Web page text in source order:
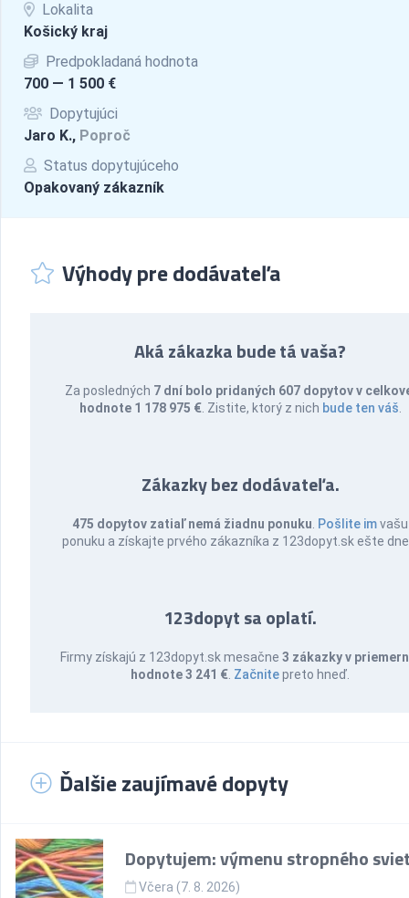
Lokalita
Košický kraj
Predpokladaná hodnota
700 — 1 500 €
Dopytujúci
Jaro K., Poproč
Status dopytujúceho
Opakovaný zákazník
Výhody pre dodávateľa
Aká zákazka bude tá vaša?
Za posledných 7 dní bolo pridaných 607 dopytov v
hodnote 1 178 975 € . Zistite, ktorý z nich bude ten váš
Zákazky bez dodávateľa.
475 dopytov zatiaľ nemá žiadnu ponuku Pošlite imvašu
ponuku a získajte prvého zákazníka z 123dopyt.sk ešte
123dopyt sa oplatí.
Firmy získajú z 123dopyt.sk mesačne3 zákazky v
hodnote 3 241 € Začnitepreto hneď.
Ďalšie zaujímavé dopyty
Dopytujem: výmenu stropného
Včera (7. 8. 2026)